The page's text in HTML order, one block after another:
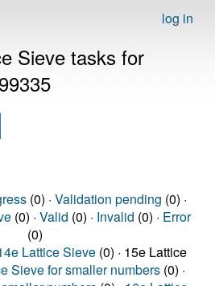
log in
Sieve tasks for
(0) · Validation pending (0) ·
(0) · Valid (0) · Invalid (0) · Error
(0)
Lattice Sieve (0) · 15e Lattice
Sieve for smaller numbers (0) ·